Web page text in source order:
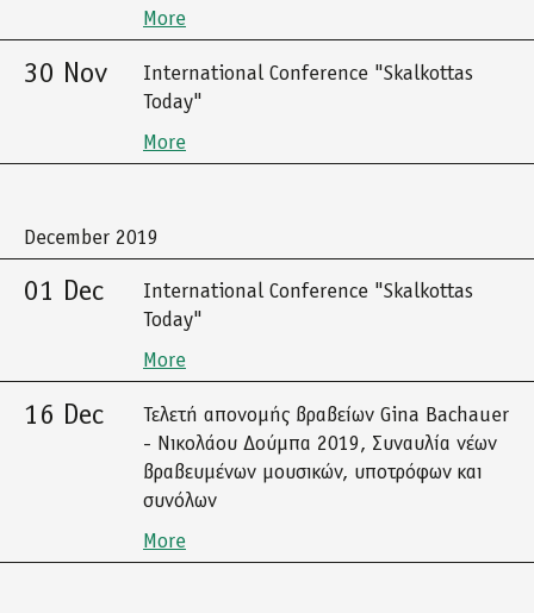
More
30 Nov
International Conference "Skalkottas
Today"
More
December 2019
01 Dec
International Conference "Skalkottas
Today"
More
16 Dec
Τελετή απονομής βραβείων Gina Bachauer
- Νικολάου Δούμπα 2019, Συναυλία νέων
βραβευμένων μουσικών, υποτρόφων και
συνόλων
More